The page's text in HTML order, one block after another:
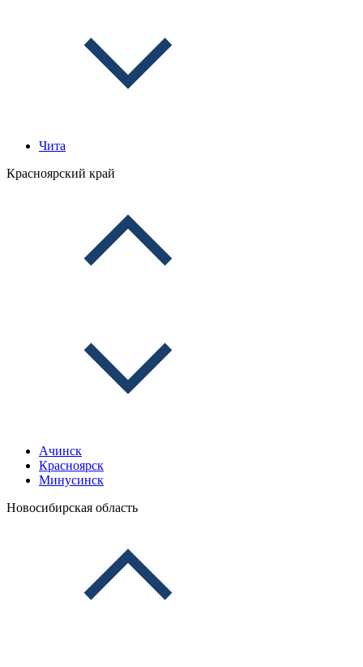
Чита
Красноярский край
Ачинск
Красноярск
Минусинск
Новосибирская область